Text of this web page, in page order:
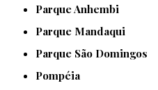
Parque Anhembi
Parque Mandaqui
Parque São Domingos
Pompéia